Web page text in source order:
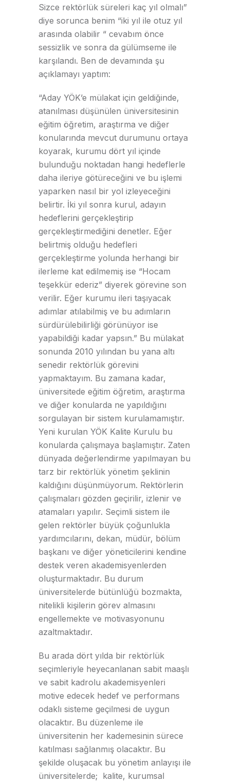
Sizce rektörlük süreleri kaç yıl olmalı”
diye sorunca benim “iki yıl ile otuz yıl
arasında olabilir “ cevabım önce
sessizlik ve sonra da gülümseme ile
karşılandı. Ben de devamında şu
açıklamayı yaptım:
“Aday YÖK’e mülakat için geldiğinde,
atanılması düşünülen üniversitesinin
eğitim öğretim, araştırma ve diğer
konularında mevcut durumunu ortaya
koyarak, kurumu dört yıl içinde
bulunduğu noktadan hangi hedeflerle
daha ileriye götüreceğini ve bu işlemi
yaparken nasıl bir yol izleyeceğini
belirtir. İki yıl sonra kurul, adayın
hedeflerini gerçekleştirip
gerçekleştirmediğini denetler. Eğer
belirtmiş olduğu hedefleri
gerçekleştirme yolunda herhangi bir
ilerleme kat edilmemiş ise “Hocam
teşekkür ederiz” diyerek görevine son
verilir. Eğer kurumu ileri taşıyacak
adımlar atılabilmiş ve bu adımların
sürdürülebilirliği görünüyor ise
yapabildiği kadar yapsın.” Bu mülakat
sonunda 2010 yılından bu yana altı
senedir rektörlük görevini
yapmaktayım. Bu zamana kadar,
üniversitede eğitim öğretim, araştırma
ve diğer konularda ne yapıldığını
sorgulayan bir sistem kurulamamıştır.
Yeni kurulan YÖK Kalite Kurulu bu
konularda çalışmaya başlamıştır. Zaten
dünyada değerlendirme yapılmayan bu
tarz bir rektörlük yönetim şeklinin
kaldığını düşünmüyorum. Rektörlerin
çalışmaları gözden geçirilir, izlenir ve
atamaları yapılır. Seçimli sistem ile
gelen rektörler büyük çoğunlukla
yardımcılarını, dekan, müdür, bölüm
başkanı ve diğer yöneticilerini kendine
destek veren akademisyenlerden
oluşturmaktadır. Bu durum
üniversitelerde bütünlüğü bozmakta,
nitelikli kişilerin görev almasını
engellemekte ve motivasyonunu
azaltmaktadır.
Bu arada dört yılda bir rektörlük
seçimleriyle heyecanlanan sabit maaşlı
ve sabit kadrolu akademisyenleri
motive edecek hedef ve performans
odaklı sisteme geçilmesi de uygun
olacaktır. Bu düzenleme ile
üniversitenin her kademesinin sürece
katılması sağlanmış olacaktır. Bu
şekilde oluşacak bu yönetim anlayışı ile
üniversitelerde; kalite, kurumsal